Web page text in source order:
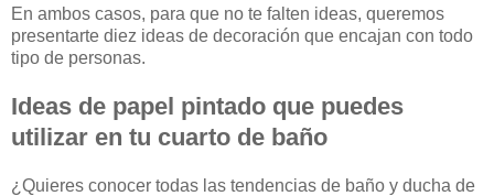
En ambos casos, para que no te falten ideas, queremos
presentarte diez ideas de decoración que encajan con todo
tipo de personas.
Ideas de papel pintado que puedes
utilizar en tu cuarto de baño
¿Quieres conocer todas las tendencias de baño y ducha de